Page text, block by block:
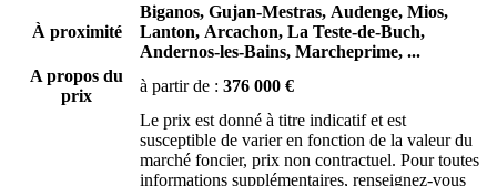
À proximité
Biganos, Gujan-Mestras, Audenge, Mios,
Lanton, Arcachon, La Teste-de-Buch,
Andernos-les-Bains, Marcheprime, ...
A propos du
prix
à partir de : 376 000 €
Le prix est donné à titre indicatif et est
susceptible de varier en fonction de la valeur du
marché foncier, prix non contractuel. Pour toutes
informations supplémentaires, renseignez-vous